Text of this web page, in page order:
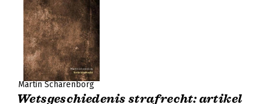
Martin Scharenborg
Wetsgeschiedenis strafrecht: artikel